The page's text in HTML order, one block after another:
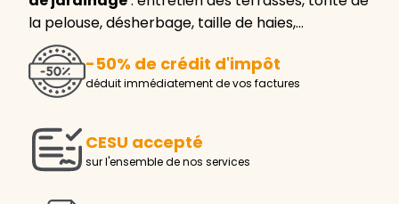
la pelouse, désherbage, taille de haies,…
-50% de crédit d'impôt
déduit immédiatement de vos factures
CESU accepté
sur l'ensemble de nos services